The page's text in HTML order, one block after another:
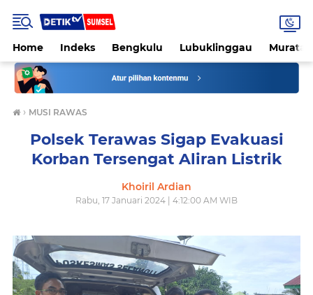
Home Indeks Bengkulu Lubuklinggau
› MUSI RAWAS
Polsek Terawas Sigap Evakuasi
Korban Tersengat Aliran Listrik
Khoiril Ardian
Rabu, 17 Januari 2024 | 4:12:00 AM WIB